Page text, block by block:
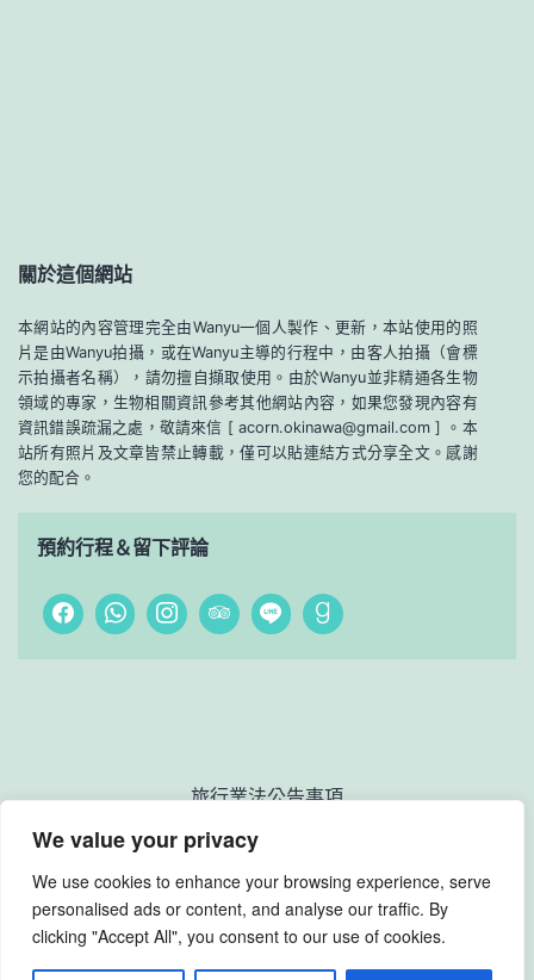
We value your privacy
We use cookies to enhance your browsing experience, serve
personalised ads or content, and analyse our traffic. By
clicking "Accept All", you consent to our use of cookies.
關於這個網站
本網站的內容管理完全由Wanyu一個人製作、更新，本站使用的照
片是由Wanyu拍攝，或在Wanyu主導的行程中，由客人拍攝（會標
示拍攝者名稱），請勿擅自擷取使用。由於Wanyu並非精通各生物
領域的專家，生物相關資訊參考其他網站內容，如果您發現內容有
資訊錯誤疏漏之處，敬請來信 [ acorn.okinawa@gmail.com ] 。本
站所有照片及文章皆禁止轉載，僅可以貼連結方式分享全文。感謝
您的配合。
預約行程＆留下評論
旅行業法公告事項
Yambaru Nature Guide Wanyu